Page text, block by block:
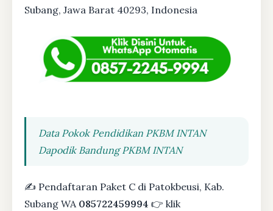
Subang, Jawa Barat 40293, Indonesia
Data Pokok Pendidikan PKBM INTAN
Dapodik Bandung PKBM INTAN
✍ Pendaftaran Paket C di Patokbeusi, Kab.
Subang WA 085722459994 👉 klik